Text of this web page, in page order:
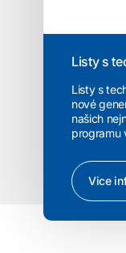
Listy s
Listy s
nové
našich
programu
Vice